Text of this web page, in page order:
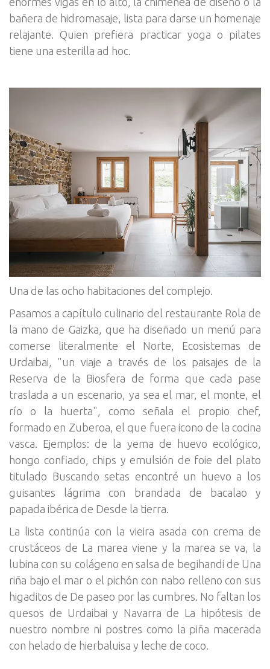
bañera de hidromasaje, lista para darse un homenaje
relajante. Quien prefiera practicar yoga o pilates
tiene una esterilla ad hoc.
Una de las ocho habitaciones del complejo.
Pasamos a capítulo culinario del restaurante Rola de
la mano de Gaizka, que ha diseñado un menú para
comerse literalmente el Norte, Ecosistemas de
Urdaibai, "un viaje a través de los paisajes de la
Reserva de la Biosfera de forma que cada pase
traslada a un escenario, ya sea el mar, el monte, el
río o la huerta", como señala el propio chef,
formado en Zuberoa, el que fuera icono de la cocina
vasca. Ejemplos: de la yema de huevo ecológico,
hongo confiado, chips y emulsión de foie del plato
titulado Buscando setas encontré un huevo a los
guisantes lágrima con brandada de bacalao y
papada ibérica de Desde la tierra.
La lista continúa con la vieira asada con crema de
crustáceos de La marea viene y la marea se va, la
lubina con su colágeno en salsa de begihandi de Una
riña bajo el mar o el pichón con nabo relleno con sus
higaditos de De paseo por las cumbres. No faltan los
quesos de Urdaibai y Navarra de La hipótesis de
nuestro nombre ni postres como la piña macerada
con helado de hierbaluisa y leche de coco.